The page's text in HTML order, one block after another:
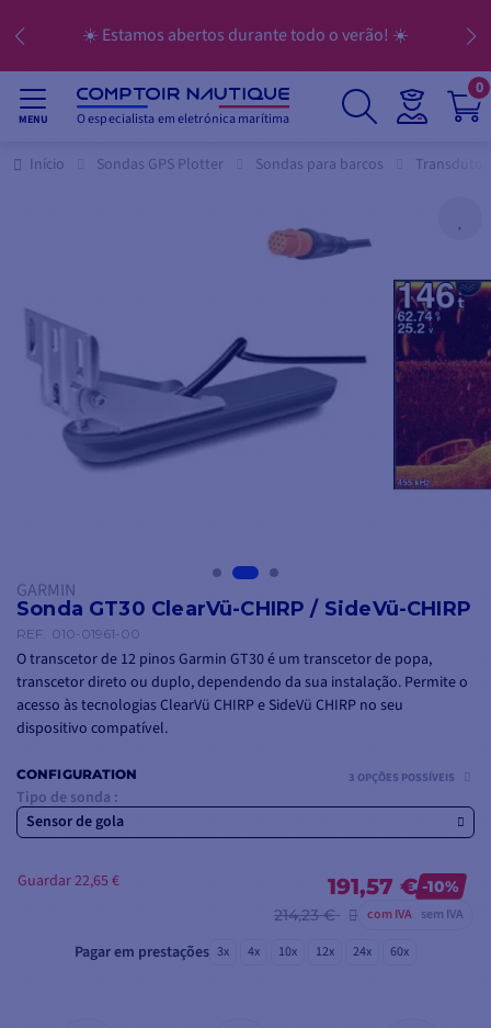
☀️ Estamos abertos durante todo o verão! ☀️
MENU O especialista em eletrónica marítima
0
Início Sondas GPS Plotter Sondas para barcos
GARMIN
Sonda GT30 ClearVü-CHIRP / SideVü-CHIRP
REF. 010-01961-00
O transcetor de 12 pinos Garmin GT30 é um transcetor de popa,
transcetor direto ou duplo, dependendo da sua instalação. Permite o
acesso às tecnologias ClearVü CHIRP e SideVü CHIRP no seu
dispositivo compatível.
CONFIGURATION
Tipo de sonda :
Sensor de gola
3 OPÇÕES POSSÍVEIS
191,57 € -10%
214,23 €
com IVA sem IVA
Guardar 22,65 €
Pagar em prestações 3x 4x 10x 12x 24x 60x